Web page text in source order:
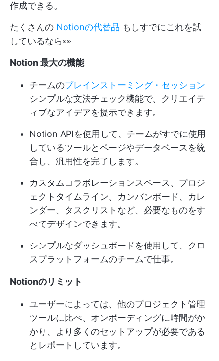
作成できる。
たくさんの Notionの代替品 もしすでにこれを試
しているなら👀
Notion 最大の機能
チームのブレインストーミング・セッション
シンプルな文法チェック機能で、クリエイテ
ィブなアイデアを提示できます。
Notion APIを使用して、チームがすでに使用
しているツールとページやデータベースを統
合し、汎用性を完了します。
カスタムコラボレーションスペース、プロジ
ェクトタイムライン、カンバンボード、カレ
ンダー、タスクリストなど、必要なものをす
べてデザインできます。
シンプルなダッシュボードを使用して、クロ
スプラットフォームのチームで仕事。
Notionのリミット
ユーザーによっては、他のプロジェクト管理
ツールに比べ、オンボーディングに時間がか
かり、より多くのセットアップが必要である
とレポートしています。